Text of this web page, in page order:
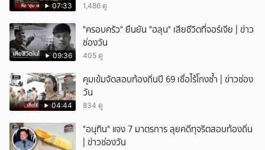
07:33 1,486 ดู
09:36
"ครอบครัว" ยืนยัน "ฮลุน" เสียชีวิตที่จอร์เจีย | ข่าว
ช่องวัน
405 ดู
04:44
คุมเข้มจัดสอบท้องถิ่นปี 69 เชื่อไร้โกงซ้ำ | ข่าวช่อง
วัน
834 ดู
"อนุทิน" แจง 7 มาตรการ ลุยคดีทุจริตสอบท้องถิ่น
| ข่าวช่องวัน